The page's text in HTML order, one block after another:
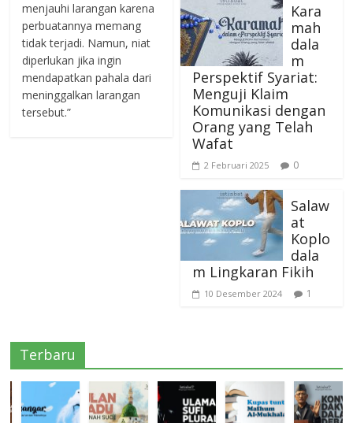
menjauhi larangan karena
perbuatannya memang
tidak terjadi. Namun, niat
diperlukan jika ingin
mendapatkan pahala dari
meninggalkan larangan
tersebut.”
Kara
mah
dala
m
Perspektif Syariat:
Menguji Klaim
Komunikasi dengan
Orang yang Telah
Wafat
2 Februari 2025 0
Salaw
at
Koplo
dala
m Lingkaran Fikih
10 Desember 2024 1
Terbaru